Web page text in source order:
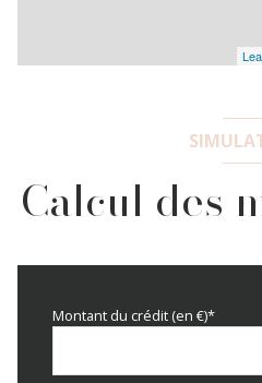
Calcul des
Montant du crédit (en €)*